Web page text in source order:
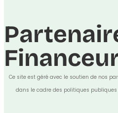
Ce site est géré avec le soutien de nos
dans le cadre des politiques